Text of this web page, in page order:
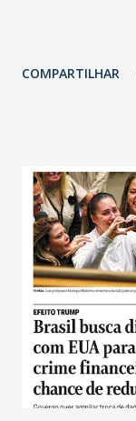
COMPARTILHAR